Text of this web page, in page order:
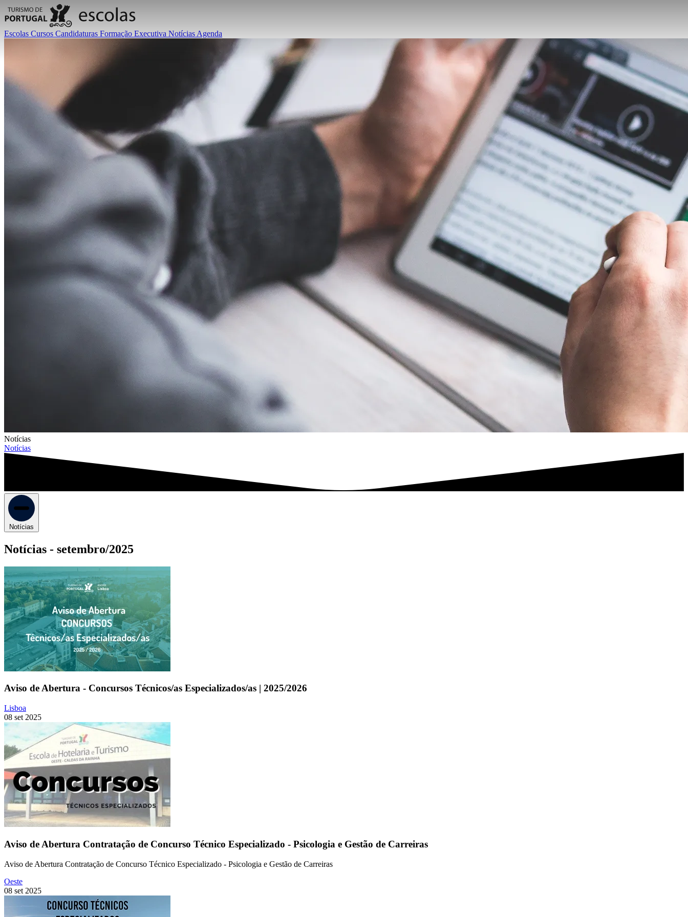
Escolas Cursos Candidaturas Formação Executiva Notícias Agenda
Notícias
Notícias
Notícias
Notícias - setembro/2025
Aviso de Abertura - Concursos Técnicos/as Especializados/as | 2025/2026
Lisboa
08 set 2025
Aviso de Abertura Contratação de Concurso Técnico Especializado - Psicologia e Gestão de Carreiras
Aviso de Abertura Contratação de Concurso Técnico Especializado - Psicologia e Gestão de Carreiras
Oeste
08 set 2025